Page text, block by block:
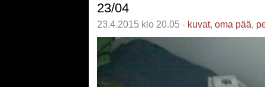
23/04
23.4.2015 klo 20.05 - kuvat, oma pää,